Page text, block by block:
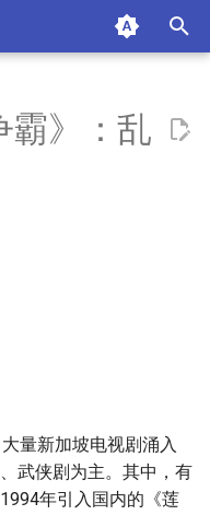
霸》：乱
量新加坡电视剧涌入
武侠剧为主。其中，有
年引入国内的《莲